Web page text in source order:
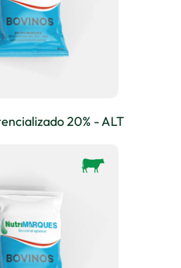
20% - ALT